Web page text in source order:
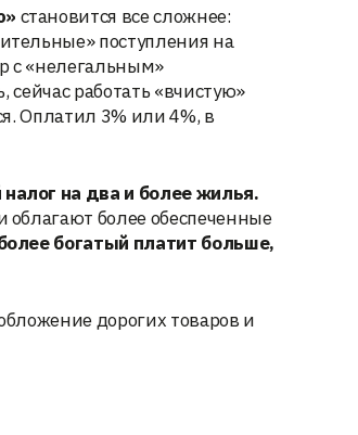
становится все сложнее:
поступления на
с «нелегальным»
работать «вчистую»
Оплатил 3% или 4%, в
на два и более жилья.
более обеспеченные
богатый платит больше,
дорогих товаров и